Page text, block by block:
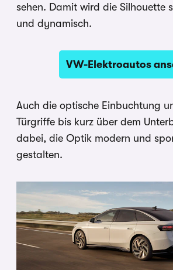
sehen. Damit wird die Silhouette
und dynamisch.
VW-Elektroautos
Auch die optische Einbuchtung
Türgriffe bis kurz über dem
dabei, die Optik modern und
gestalten.